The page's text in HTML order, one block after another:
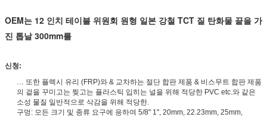
OEM는 12 인치 테이블 위원회 원형 일본 강철 TCT 질 탄화물 끝을 가
진 톱날 300mm를
신청:
… 또한 플렉시 유리 (FRP)와 & 교차하는 절단 합판 제품 & 비스무트 합판 제품
의 겉을 꾸미고는 찢고는 플라스틱 입히는 널을 위해 적당한 PVC etc.와 같은
소성 물질 일반적으로 삭감을 위해 적당한.
구멍: 모든 크기 및 종류 요구에 응하여 5/8" 1", 20mm, 22.23mm, 25mm,